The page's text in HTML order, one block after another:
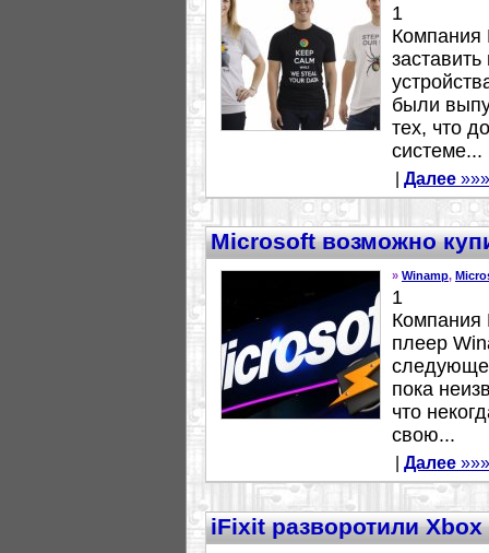
1
Компания
были
тех, что
системе...
Далее »»»
Microsoft возможно
» Winamp,
1
Компания
плеер
пока
что
свою...
Далее »»»
iFixit разворотили Xbox